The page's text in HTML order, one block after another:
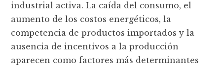
industrial activa. La caída del consumo, el
aumento de los costos energéticos, la
competencia de productos importados y la
ausencia de incentivos a la producción
aparecen como factores más determinantes